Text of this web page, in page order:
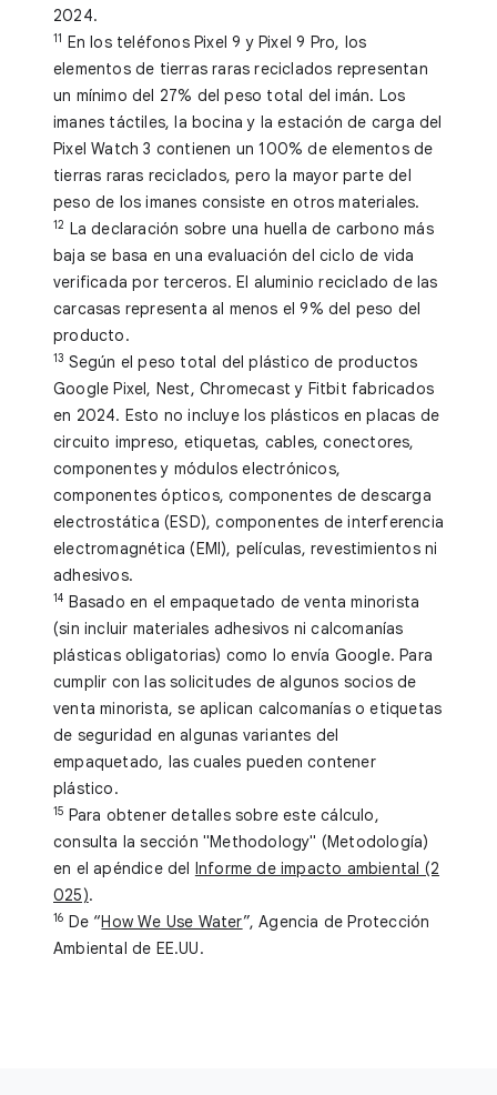
2024.
11 En los teléfonos Pixel 9 y Pixel 9 Pro, los
elementos de tierras raras reciclados representan
un mínimo del 27% del peso total del imán. Los
imanes táctiles, la bocina y la estación de carga del
Pixel Watch 3 contienen un 100% de elementos de
tierras raras reciclados, pero la mayor parte del
peso de los imanes consiste en otros materiales.
12 La declaración sobre una huella de carbono más
baja se basa en una evaluación del ciclo de vida
verificada por terceros. El aluminio reciclado de las
carcasas representa al menos el 9% del peso del
producto.
13 Según el peso total del plástico de productos
Google Pixel, Nest, Chromecast y Fitbit fabricados
en 2024. Esto no incluye los plásticos en placas de
circuito impreso, etiquetas, cables, conectores,
componentes y módulos electrónicos,
componentes ópticos, componentes de descarga
electrostática (ESD), componentes de interferencia
electromagnética (EMI), películas, revestimientos ni
adhesivos.
14 Basado en el empaquetado de venta minorista
(sin incluir materiales adhesivos ni calcomanías
plásticas obligatorias) como lo envía Google. Para
cumplir con las solicitudes de algunos socios de
venta minorista, se aplican calcomanías o etiquetas
de seguridad en algunas variantes del
empaquetado, las cuales pueden contener
plástico.
15 Para obtener detalles sobre este cálculo,
consulta la sección "Methodology" (Metodología)
en el apéndice del Informe de impacto ambiental (2
025).
16 De “How We Use Water”, Agencia de Protección
Ambiental de EE.UU.